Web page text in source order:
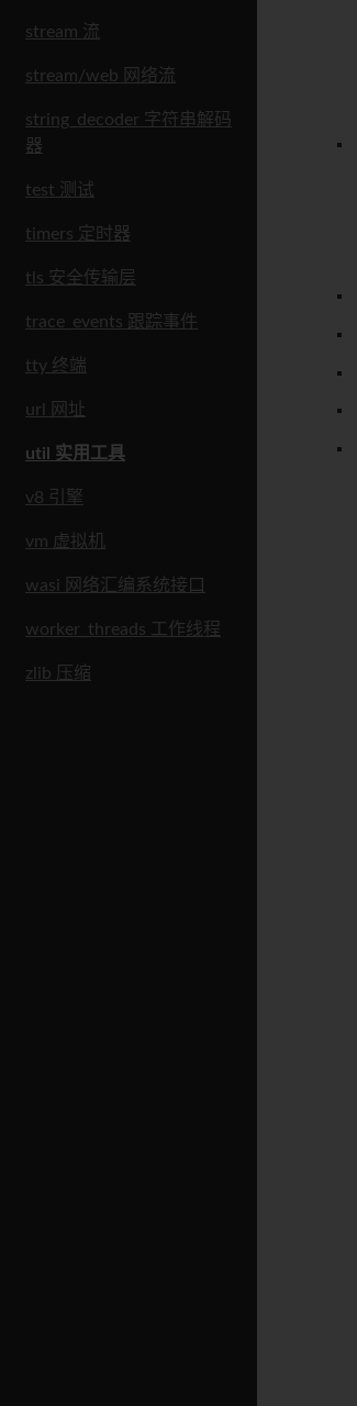
stream 流
stream/web 网络流
string_decoder 字符串解码
器
test 测试
timers 定时器
tls 安全传输层
trace_events 跟踪事件
tty 终端
url 网址
util 实用工具
v8 引擎
vm 虚拟机
wasi 网络汇编系统接口
worker_threads 工作线程
zlib 压缩